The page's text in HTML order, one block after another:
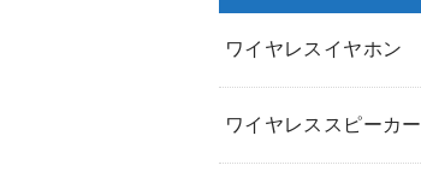
ワイヤレスイヤホン
ワイヤレススピーカー